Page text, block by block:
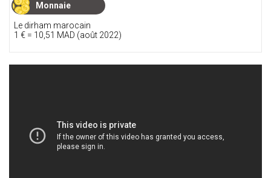
Monnaie
Le dirham marocain
1 € = 10,51 MAD (août 2022)